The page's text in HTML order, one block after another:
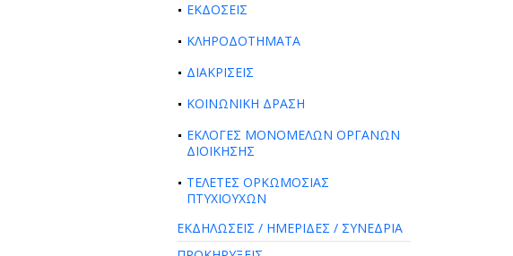
ΕΚΔΟΣΕΙΣ
ΚΛΗΡΟΔΟΤΗΜΑΤΑ
ΔΙΑΚΡΙΣΕΙΣ
ΚΟΙΝΩΝΙΚΗ ΔΡΑΣΗ
ΕΚΛΟΓΕΣ ΜΟΝΟΜΕΛΩΝ ΟΡΓΑΝΩΝ
ΔΙΟΙΚΗΣΗΣ
ΤΕΛΕΤΕΣ ΟΡΚΩΜΟΣΙΑΣ
ΠΤΥΧΙΟΥΧΩΝ
ΕΚΔΗΛΩΣΕΙΣ / ΗΜΕΡΙΔΕΣ / ΣΥΝΕΔΡΙΑ